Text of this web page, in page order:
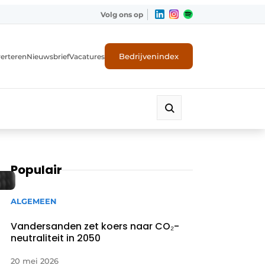
Volg ons op
NieuwsbriefVacatures Bedrijvenindex
Populair
ALGEMEEN
Vandersanden zet koers naar CO₂-
neutraliteit in 2050
20 mei 2026